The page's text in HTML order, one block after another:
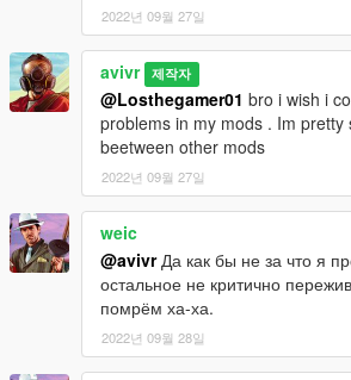
2022년 09월 27일
avivr 제작자
@Losthegamer01 bro i wish i
problems in my mods . Im pretty
beetween other mods
2022년 09월 27일
weic
@avivrДа как бы не за что я
остальное не критично
помрём ха-ха.
2022년 09월 28일